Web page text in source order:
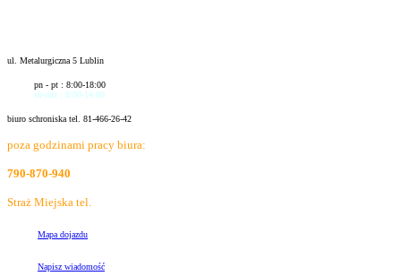
ul. Metalurgiczna 5 Lublin
pn - pt : 8:00-18:00
sb-ndz : 8:00-14:00
biuro schroniska tel. 81-466-26-42
poza godzinami pracy biura:
790-870-940
Straż Miejska tel.
Mapa dojazdu
Napisz wiadomość